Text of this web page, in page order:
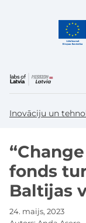
Inovāciju un
fonds
Baltijas
24. maijs, 2023